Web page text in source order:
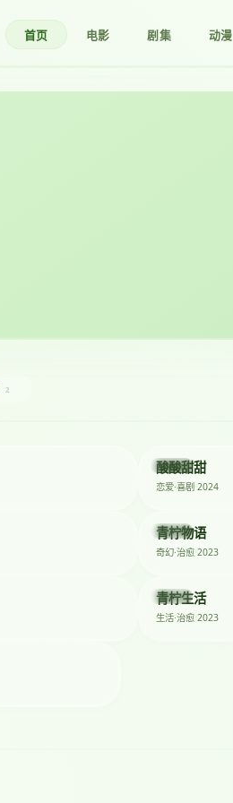
首页 电影 剧集 动漫
2
动漫
酸酸甜甜
恋爱·喜剧 2024
动漫
2023
青柠物语
奇幻·治愈 2023
综艺
2023
青柠生活
生活·治愈 2023